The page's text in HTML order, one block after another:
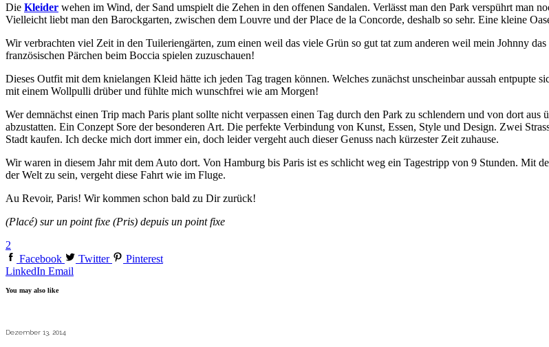
Die Kleider wehen im Wind, der Sand umspielt die Zehen in den offenen Sandalen. Verlässt man den Park verspührt man
Vielleicht liebt man den Barockgarten, zwischen dem Louvre und der Place de la Concorde, deshalb so sehr. Eine kleine
Wir verbrachten viel Zeit in den Tuileriengärten, zum einen weil das viele Grün so gut tat zum anderen weil mein Johnny
französischen Pärchen beim Boccia spielen zuzuschauen!
Dieses Outfit mit dem knielangen Kleid hätte ich jeden Tag tragen können. Welches zunächst unscheinbar aussah
mit einem Wollpulli drüber und fühlte mich wunschfrei wie am Morgen!
Wer demnächst einen Trip mach Paris plant sollte nicht verpassen einen Tag durch den Park zu schlendern und von dort
abzustatten. Ein Conzept Sore der besonderen Art. Die perfekte Verbindung von Kunst, Essen, Style und Design. Zwei
Stadt kaufen. Ich decke mich dort immer ein, doch leider vergeht auch dieser Genuss nach kürzester Zeit zuhause.
Wir waren in diesem Jahr mit dem Auto dort. Von Hamburg bis Paris ist es schlicht weg ein Tagestripp von 9 Stunden. Mit
der Welt zu sein, vergeht diese Fahrt wie im Fluge.
Au Revoir, Paris! Wir kommen schon bald zu Dir zurück!
(Placé) sur un point fixe (Pris) depuis un point fixe
2
Facebook
Twitter
Pinterest
LinkedIn Email
You may also like
Dezember 13, 2014